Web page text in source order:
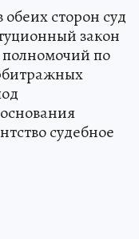
сторон суд
закон
по
судебное